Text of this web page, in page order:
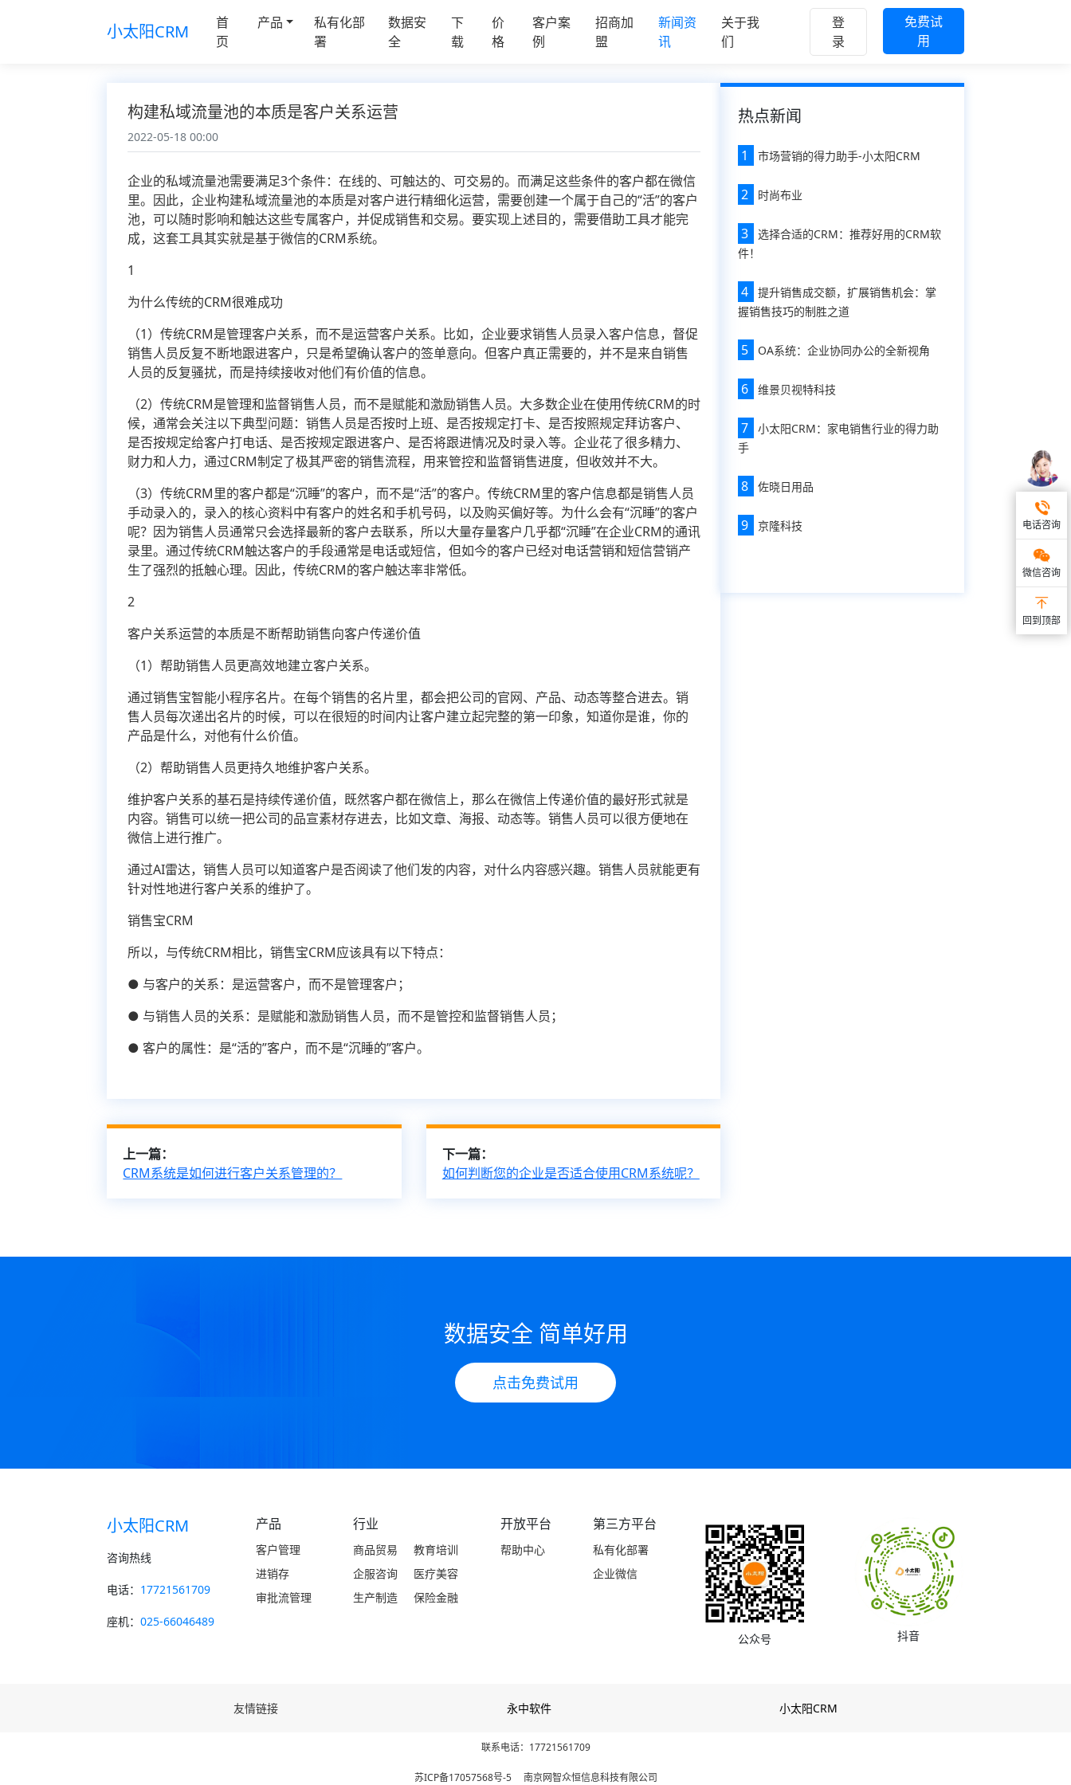
小太阳CRM
首
页
产品
私有化部
署
数据安
全
下
载
价
格
客户案
例
招商加
盟
新闻资
讯
关于我
们
登
录
免费试
用
电话咨询
微信咨询
回到顶部
构建私域流量池的本质是客户关系运营
2022-05-18 00:00
企业的私域流量池需要满足3个条件：在线的、可触达的、可交易的。而满足这些条件的客户都在微信
里。因此，企业构建私域流量池的本质是对客户进行精细化运营，需要创建一个属于自己的“活”的客户
池，可以随时影响和触达这些专属客户，并促成销售和交易。要实现上述目的，需要借助工具才能完
成，这套工具其实就是基于微信的CRM系统。
1
为什么传统的CRM很难成功
（1）传统CRM是管理客户关系，而不是运营客户关系。比如，企业要求销售人员录入客户信息，督促
销售人员反复不断地跟进客户，只是希望确认客户的签单意向。但客户真正需要的，并不是来自销售
人员的反复骚扰，而是持续接收对他们有价值的信息。
（2）传统CRM是管理和监督销售人员，而不是赋能和激励销售人员。大多数企业在使用传统CRM的时
候，通常会关注以下典型问题：销售人员是否按时上班、是否按规定打卡、是否按照规定拜访客户、
是否按规定给客户打电话、是否按规定跟进客户、是否将跟进情况及时录入等。企业花了很多精力、
财力和人力，通过CRM制定了极其严密的销售流程，用来管控和监督销售进度，但收效并不大。
（3）传统CRM里的客户都是“沉睡”的客户，而不是“活”的客户。传统CRM里的客户信息都是销售人员
手动录入的，录入的核心资料中有客户的姓名和手机号码，以及购买偏好等。为什么会有“沉睡”的客户
呢？因为销售人员通常只会选择最新的客户去联系，所以大量存量客户几乎都“沉睡”在企业CRM的通讯
录里。通过传统CRM触达客户的手段通常是电话或短信，但如今的客户已经对电话营销和短信营销产
生了强烈的抵触心理。因此，传统CRM的客户触达率非常低。
2
客户关系运营的本质是不断帮助销售向客户传递价值
（1）帮助销售人员更高效地建立客户关系。
通过销售宝智能小程序名片。在每个销售的名片里，都会把公司的官网、产品、动态等整合进去。销
售人员每次递出名片的时候，可以在很短的时间内让客户建立起完整的第一印象，知道你是谁，你的
产品是什么，对他有什么价值。
（2）帮助销售人员更持久地维护客户关系。
维护客户关系的基石是持续传递价值，既然客户都在微信上，那么在微信上传递价值的最好形式就是
内容。销售可以统一把公司的品宣素材存进去，比如文章、海报、动态等。销售人员可以很方便地在
微信上进行推广。
通过AI雷达，销售人员可以知道客户是否阅读了他们发的内容，对什么内容感兴趣。销售人员就能更有
针对性地进行客户关系的维护了。
销售宝CRM
所以，与传统CRM相比，销售宝CRM应该具有以下特点：
● 与客户的关系：是运营客户，而不是管理客户；
● 与销售人员的关系：是赋能和激励销售人员，而不是管控和监督销售人员；
● 客户的属性：是“活的”客户，而不是“沉睡的”客户。
上一篇：
CRM系统是如何进行客户关系管理的？
下一篇：
如何判断您的企业是否适合使用CRM系统呢？
热点新闻
1 市场营销的得力助手-小太阳CRM
2 时尚布业
3
选择合适的CRM：推荐好用的CRM软
件！
4
提升销售成交额，扩展销售机会：掌
握销售技巧的制胜之道
5 OA系统：企业协同办公的全新视角
6 维景贝视特科技
7
小太阳CRM：家电销售行业的得力助
手
8 佐晓日用品
9 京隆科技
数据安全 简单好用
点击免费试用
小太阳CRM
咨询热线
电话： 17721561709
座机：025-66046489
产品
客户管理
进销存
审批流管理
行业
商品贸易
企服咨询
生产制造
教育培训
医疗美容
保险金融
开放平台
帮助中心
第三方平台
私有化部署
企业微信
公众号 抖音
友情链接 永中软件 小太阳CRM
联系电话：17721561709
苏ICP备17057568号-5 南京网智众恒信息科技有限公司